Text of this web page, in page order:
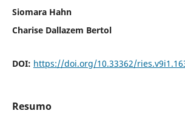
Siomara Hahn
Charise Dallazem Bertol
DOI: https://doi.org/10.33362/
Resumo